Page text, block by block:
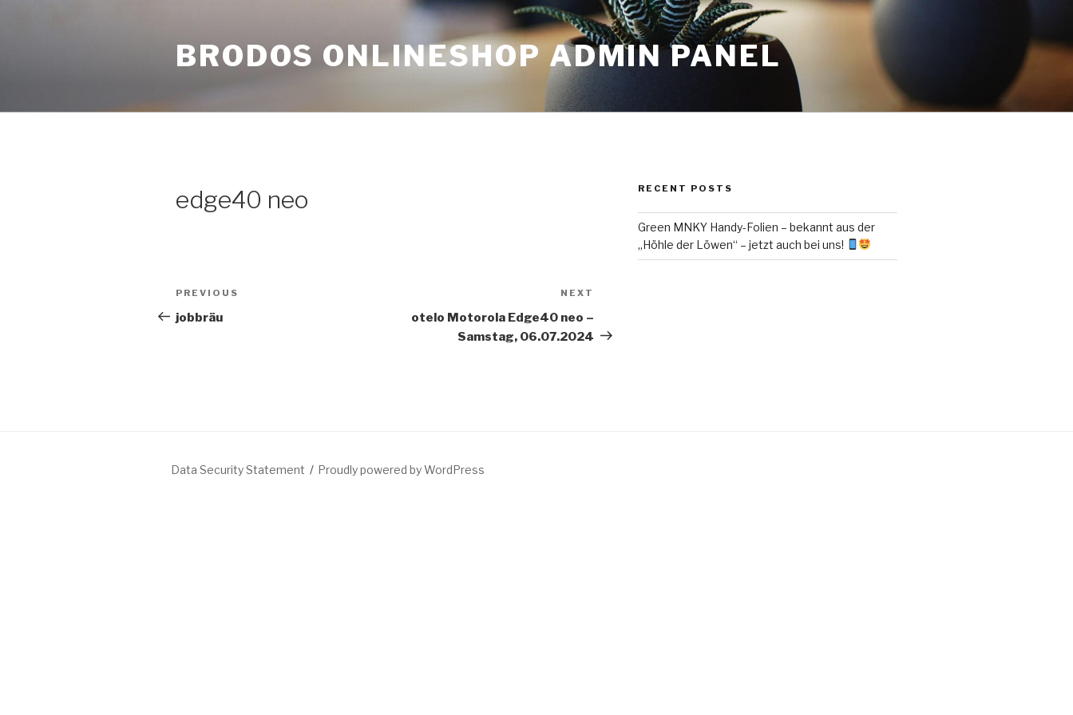
BRODOS ONLINESHOP ADMIN PANEL
edge40 neo
Post
navigation
Previous
Post
PREVIOUS
jobbräu
NEXT
otelo Motorola Edge40 neo –
Samstag, 06.07.2024
RECENT POSTS
Green MNKY Handy-Folien – bekannt aus der
„Höhle der Löwen“ – jetzt auch bei uns!
Data Security Statement Proudly powered by WordPress